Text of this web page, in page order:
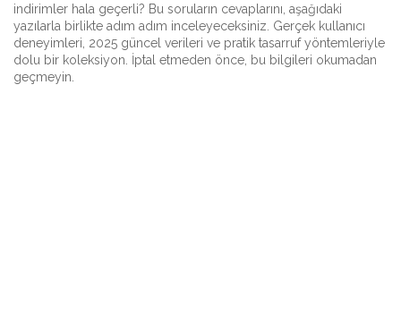
indirimler hala geçerli? Bu soruların cevaplarını, aşağıdaki
yazılarla birlikte adım adım inceleyeceksiniz. Gerçek kullanıcı
deneyimleri, 2025 güncel verileri ve pratik tasarruf yöntemleriyle
dolu bir koleksiyon. İptal etmeden önce, bu bilgileri okumadan
geçmeyin.